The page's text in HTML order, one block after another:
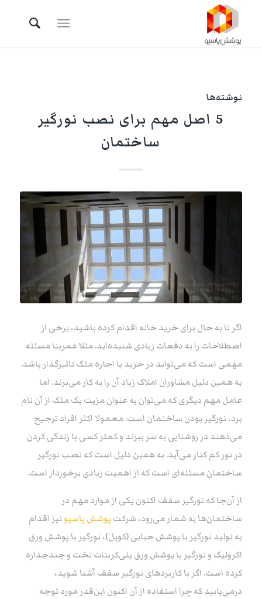
نوشته‌ها
5 اصل مهم برای نصب نورگیر
ساختمان
اگر تا به حال برای خرید خانه اقدام کرده باشید، برخی از
اصطلاحات را به دفعات زیادی شنیده‌اید. مثلا عمربنا مسئله
مهمی است که می‌تواند در خرید یا اجاره ملک تاثیرگذار باشد.
به همین دلیل مشاوران املاک زیاد آن را به کار می‌برند. اما
عامل مهم دیگری که می‌توان به عنوان مزیت یک ملک از آن نام
برد، نورگیر بودن ساختمان است. معمولا اکثر افراد ترجیح
می‌دهند در روشنایی به سر ببرند و کمتر کسی با زندگی کردن
در نور کم کنار می‌آید. به همین دلیل است که نصب نورگیر
ساختمان مسئله‌ای است که از اهمیت زیادی برخوردار است.
از آن‌جا که نورگیر سقف اکنون یکی از موارد مهم در
ساختمان‌ها به شمار می‌رود، شرکت پوشش پاسیو نیز اقدام
به تولید نورگیر با پوشش حبابی (کوپل)، نورگیر با پوشش ورق
اکرولیک و نورگیر با پوشش ورق پلی‌کربنات تخت و چندجداره
کرده است. اگر با کاربردهای نورگیر سقف آشنا شوید،
درمی‌یابید که چرا استفاده از آن اکنون این‌قدر مورد توجه